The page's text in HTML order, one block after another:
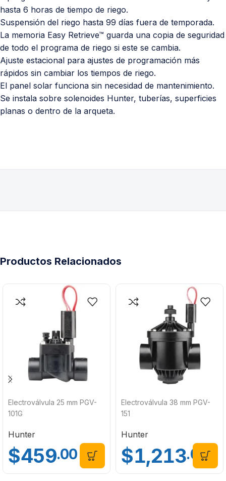
hasta 6 horas de tiempo de riego.
Suspensión del riego hasta 99 días fuera de temporada.
La memoria Easy Retrieve™ guarda una copia de seguridad
de todo el programa de riego si este se cambia.
Ajuste estacional para ajustes de programación más
rápidos sin cambiar los tiempos de riego.
El panel solar funciona sin necesidad de mantenimiento.
Se instala sobre solenoides Hunter, tuberías, superficies
planas o dentro de la arqueta.
Productos Relacionados
Electroválvula 25 mm PGV-
101G
Hunter
$459.00
Electroválvula 38 mm PGV-
151
Hunter
$1,213.00